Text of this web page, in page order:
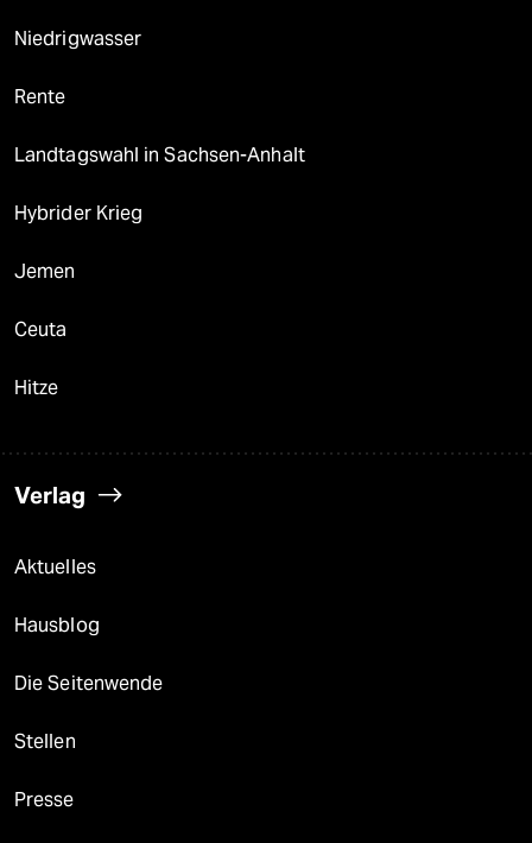
Niedrigwasser
Rente
Landtagswahl in Sachsen-Anhalt
Hybrider Krieg
Jemen
Ceuta
Hitze
Verlag
Aktuelles
Hausblog
Die Seitenwende
Stellen
Presse